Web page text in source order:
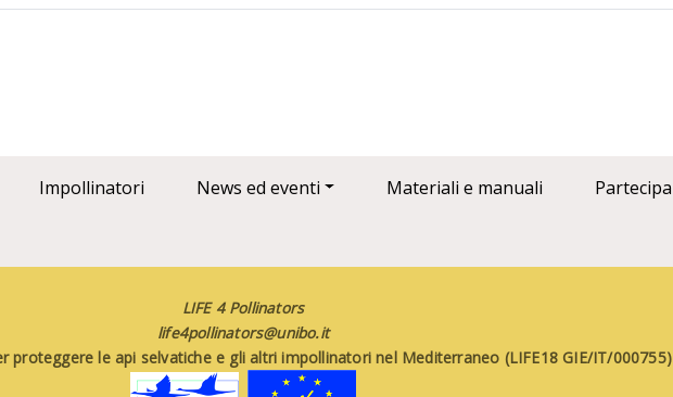
Impollinatori News ed eventi Materiali e manuali Partecipa
LIFE 4 Pollinators
life4pollinators@unibo.it
proteggere le api selvatiche e gli altri impollinatori nel Mediterraneo (LIFE18 GIE/IT/000755)